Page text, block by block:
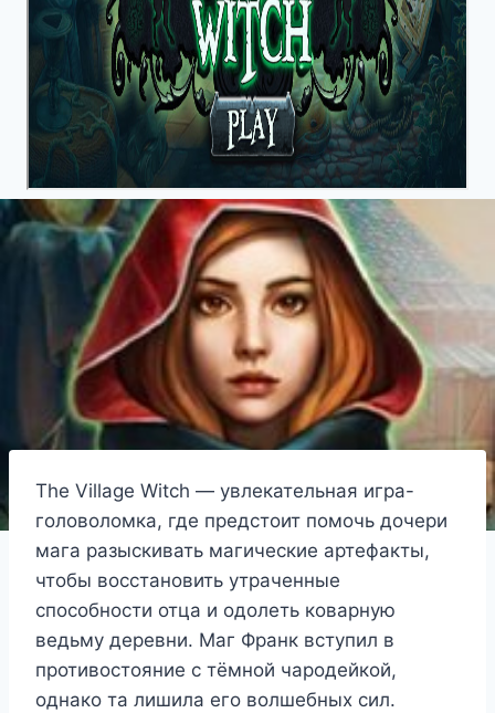
The Village Witch — увлекательная игра-
головоломка, где предстоит помочь дочери
мага разыскивать магические артефакты,
чтобы восстановить утраченные
способности отца и одолеть коварную
ведьму деревни. Маг Франк вступил в
противостояние с тёмной чародейкой,
однако та лишила его волшебных сил.